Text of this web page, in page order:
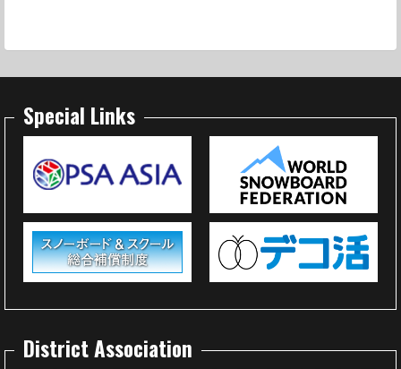
Special Links
District Association